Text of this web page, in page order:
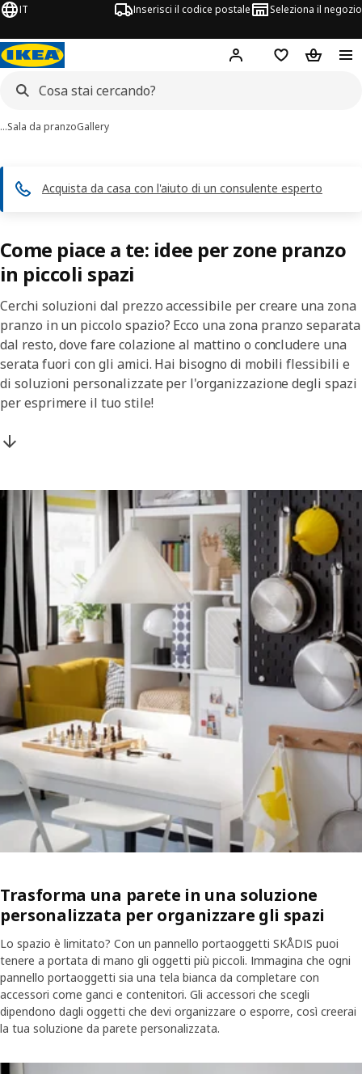
IT Inserisci il codice postale Seleziona il negozio
Hej! AccediLista deiCarrello
…Sala da pranzoGallery
Acquista da casa con l'aiuto di un consulente esperto
Come piace a te: idee per zone pranzo
in piccoli spazi
Cerchi soluzioni dal prezzo accessibile per creare una zona
pranzo in un piccolo spazio? Ecco una zona pranzo separata
dal resto, dove fare colazione al mattino o concludere una
serata fuori con gli amici. Hai bisogno di mobili flessibili e
di soluzioni personalizzate per l'organizzazione degli spazi
per esprimere il tuo stile!
Trasforma una parete in una soluzione
personalizzata per organizzare gli spazi
Lo spazio è limitato? Con un pannello portaoggetti SKÅDIS puoi
tenere a portata di mano gli oggetti più piccoli. Immagina che ogni
pannello portaoggetti sia una tela bianca da completare con
accessori come ganci e contenitori. Gli accessori che scegli
dipendono dagli oggetti che devi organizzare o esporre, così creerai
la tua soluzione da parete personalizzata.